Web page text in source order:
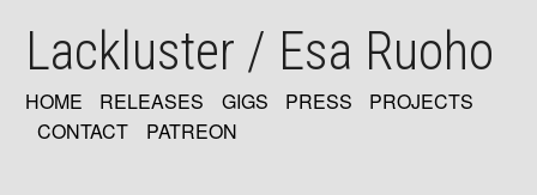
mainLackluster / Esa Ruoho
MAIN
HOME RELEASES GIGS PRESS
PROJECTS
CONTACT
PATREON